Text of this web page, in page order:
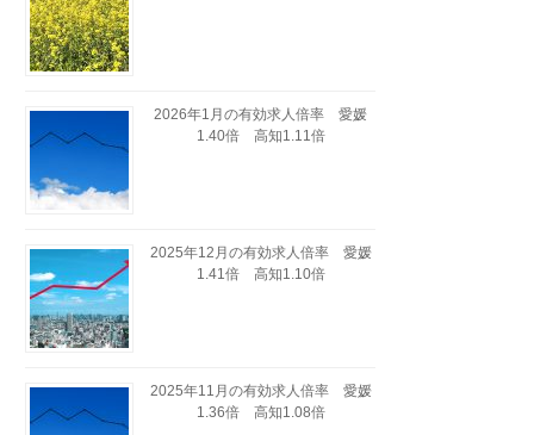
2026年1月の有効求人倍率 愛媛
1.40倍 高知1.11倍
2025年12月の有効求人倍率 愛媛
1.41倍 高知1.10倍
2025年11月の有効求人倍率 愛媛
1.36倍 高知1.08倍